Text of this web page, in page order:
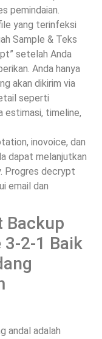
pemindaian.
yang terinfeksi
Sample & Teks
setelah Anda
Anda hanya
akan dikirim via
seperti
estimasi, timeline,
inovoice, dan
dapat melanjutkan
Progres decrypt
email dan
Backup
3-2-1 Baik
andal adalah